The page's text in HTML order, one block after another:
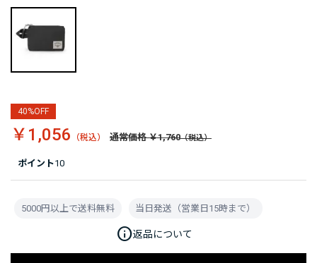
ポイント10
40%OFF
￥1,056 通常価格 ￥1,760
5000円以上で送料無料 当日発送（営業日15時まで）
info返品について